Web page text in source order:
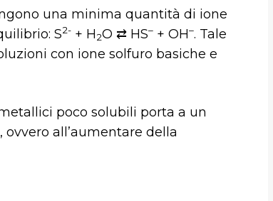
una minima quantità di ione
S2- + H2O ⇄ HS– + OH–. Tale
con ione solfuro basiche e
poco solubili porta a un
all’aumentare della